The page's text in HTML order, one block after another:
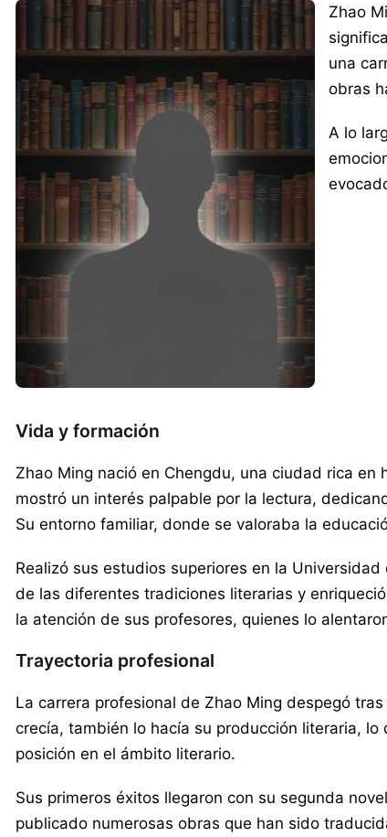
Zhao
una
obras
A lo
Vida y formación
Zhao Ming nació en Chengdu, una ciudad rica
mostró un interés palpable por la lectura,
Su entorno familiar, donde se valoraba la
Realizó sus estudios superiores en la
de las diferentes tradiciones literarias y
la atención de sus profesores, quienes lo
Trayectoria profesional
La carrera profesional de Zhao Ming despegó
crecía, también lo hacía su producción literaria,
posición en el ámbito literario.
Sus primeros éxitos llegaron con su segunda
publicado numerosas obras que han sido